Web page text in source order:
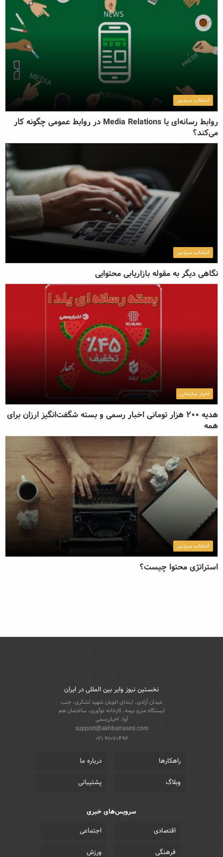
انتخاب سردبیر
روابط رسانه‌ای یا Media Relations در روابط عمومی چگونه کار
می‌کند؟
انتخاب سردبیر
نگاهی دیگر به مقوله بازاریابی محتوایی
اخبار سازمانی
هدیه 200 هزار تومانی اخبار رسمی و بسته شگفت‌انگیز ارزان برای
همه
انتخاب سردبیر
استراتژی محتوا چیست؟
نخستین نیوز وایر بین المللی در ایران
میدان آزادی، ابتدای اتوبان شهید لشکری، جنب
ایستگاه مترو بیمه، کارخانه نوآوری، ساختمان هم
آوا، اخباررسمی
support@akhbarrasmi.com
021 91070496
راهکارها
درباره ما
وبلاگ
پشتیبانی
سرویس‌های خبری
اقتصادی
اجتماعی
فرهنگی
ورزش